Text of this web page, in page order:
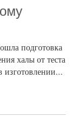
подготовка
халы от теста
изготовлении...